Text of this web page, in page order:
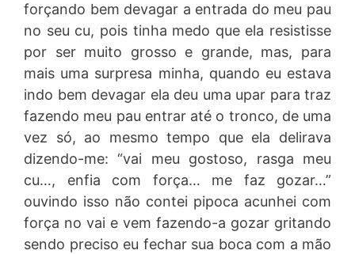
forçando bem devagar a entrada do meu pau
no seu cu, pois tinha medo que ela resistisse
por ser muito grosso e grande, mas, para
mais uma surpresa minha, quando eu estava
indo bem devagar ela deu uma upar para traz
fazendo meu pau entrar até o tronco, de uma
vez só, ao mesmo tempo que ela delirava
dizendo-me: “vai meu gostoso, rasga meu
cu…, enfia com força… me faz gozar…”
ouvindo isso não contei pipoca acunhei com
força no vai e vem fazendo-a gozar gritando
sendo preciso eu fechar sua boca com a mão